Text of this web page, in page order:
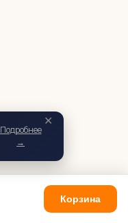
✕
Подробнее
→
Корзина